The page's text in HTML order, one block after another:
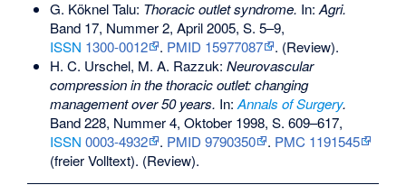
G. Köknel Talu: Thoracic outlet syndrome. In:Agri.
Band 17, Nummer 2, April 2005, S. 5–9,
ISSN 1300-0012 . PMID 15977087
. (Review).
H. C. Urschel, M. A. Razzuk: Neurovascular
compression in the thoracic outlet: changing
management over 50 years. In:Annals of Surgery.
Band 228, Nummer 4, Oktober 1998, S. 609–617,
ISSN 0003-4932 . PMID 9790350 . PMC 1191545
(freier Volltext). (Review).